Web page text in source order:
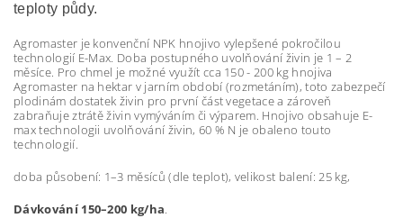
teploty půdy.
Agromaster je konvenční NPK hnojivo vylepšené pokročilou
technologií E-Max. Doba postupného uvolňování živin je 1 – 2
měsíce. Pro chmel je možné využít cca 150 - 200 kg hnojiva
Agromaster na hektar v jarním období (rozmetáním), toto zabezpečí
plodinám dostatek živin pro první část vegetace a zároveň
zabraňuje ztrátě živin vymýváním či výparem. Hnojivo obsahuje E-
max technologii uvolňování živin, 60 % N je obaleno touto
technologií.
doba působení: 1–3 měsíců (dle teplot), velikost balení: 25 kg,
Dávkování 150–200 kg/ha.